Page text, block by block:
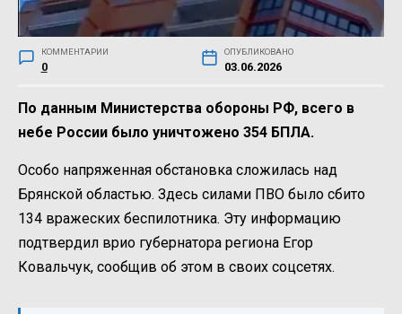
КОММЕНТАРИИ
0
ОПУБЛИКОВАНО
03.06.2026
По данным Министерства обороны РФ, всего в
небе России было уничтожено 354 БПЛА.
Особо напряженная обстановка сложилась над
Брянской областью. Здесь силами ПВО было сбито
134 вражеских беспилотника. Эту информацию
подтвердил врио губернатора региона Егор
Ковальчук, сообщив об этом в своих соцсетях.